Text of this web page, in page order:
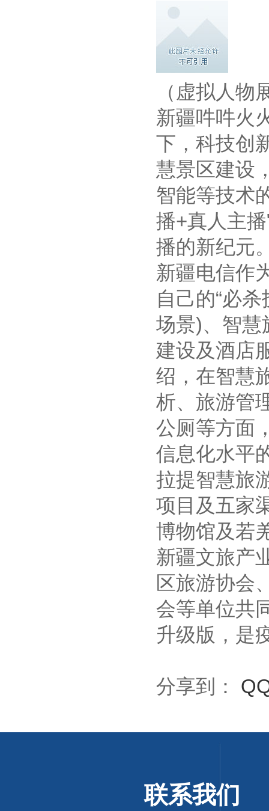
（虚拟人物
新疆吽吽火
下，科技创
慧景区建设
智能等技术
播+真人主
播的新纪元
新疆电信作
自己的“必
场景)、智慧
建设及酒店
绍，在智慧
析、旅游管
公厕等方面
信息化水平
拉提智慧旅
项目及五家
博物馆及若
新疆文旅产
区旅游协会
会等单位共
升级版，是
分享到：
联系我们